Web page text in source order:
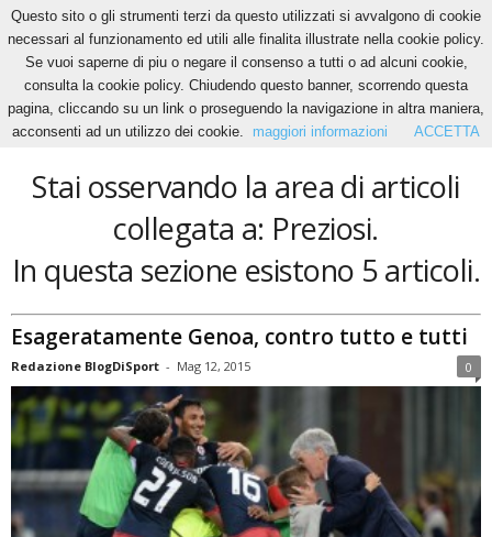
Home Tags Preziosi
Preziosi
Stai osservando la area di articoli
collegata a: Preziosi.
In questa sezione esistono 5 articoli.
Esageratamente Genoa, contro tutto e tutti
Redazione BlogDiSport - Mag 12, 2015 0
Questo sito o gli strumenti terzi da questo utilizzati si avvalgono di cookie
necessari al funzionamento ed utili alle finalita illustrate nella cookie policy.
Se vuoi saperne di piu o negare il consenso a tutti o ad alcuni cookie,
consulta la cookie policy. Chiudendo questo banner, scorrendo questa
pagina, cliccando su un link o proseguendo la navigazione in altra maniera,
acconsenti ad un utilizzo dei cookie.
maggiori informazioni ACCETTA